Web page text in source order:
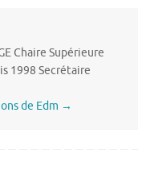
Chaire Supérieure
1998 Secrétaire
de Edm →